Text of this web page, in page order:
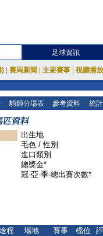
足球資訊
) 賽馬新聞 主要賽事 視聽播
騎師分場表 參考資料 統
出生地
毛色 / 性別
進口類別
總獎金*
冠-亞-季-總出賽次數*
程
場地
賽事
檔位
評